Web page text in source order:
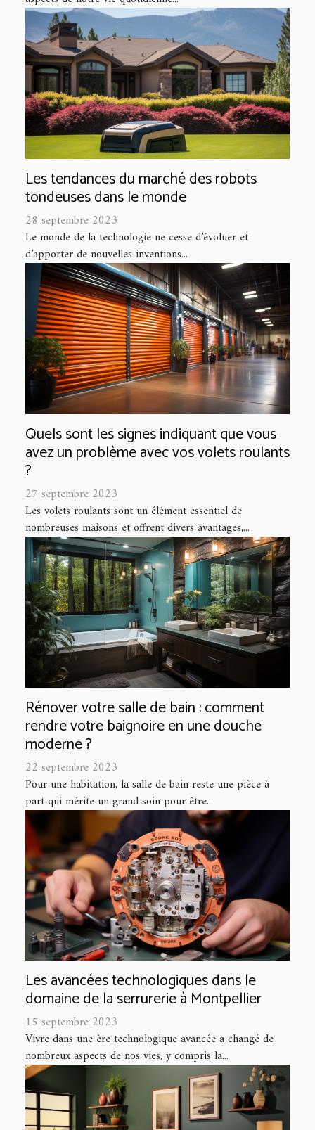
Les tendances du marché des robots
tondeuses dans le monde
28 septembre 2023
Le monde de la technologie ne cesse d’évoluer et
d’apporter de nouvelles inventions...
Quels sont les signes indiquant que vous
avez un problème avec vos volets roulants
?
27 septembre 2023
Les volets roulants sont un élément essentiel de
nombreuses maisons et offrent divers avantages,...
Rénover votre salle de bain : comment
rendre votre baignoire en une douche
moderne ?
22 septembre 2023
Pour une habitation, la salle de bain reste une pièce à
part qui mérite un grand soin pour être...
Les avancées technologiques dans le
domaine de la serrurerie à Montpellier
15 septembre 2023
Vivre dans une ère technologique avancée a changé de
nombreux aspects de nos vies, y compris la...